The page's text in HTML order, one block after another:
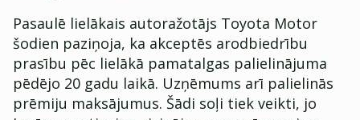
Pasaulē lielākais autoražotājs Toyota Motor
šodien paziņoja, ka akceptēs arodbiedrību
prasību pēc lielākā pamatalgas palielinājuma
pēdējo 20 gadu laikā. Uzņēmums arī palielinās
prēmiju maksājumus. Šādi soļi tiek veikti, jo